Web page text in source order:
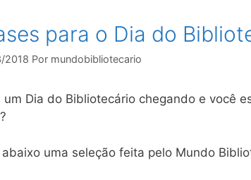
para o Dia do
2018 Por mundobibliotecario
um Dia do Bibliotecário chegando e você
abaixo uma seleção feita pelo Mundo